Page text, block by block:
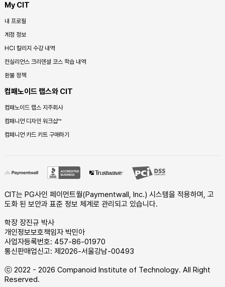
My CIT
내 프로필
계정 정보
HCI 칼리지 수강 내역
컨실리언스 크리덴셜 코스 학습 내역
환불 정책
컴패노이드 랩스와 CIT
컴패노이드 랩스 지주회사
컴패니언 디자인 워크샵™
컴패니언 카드 키트 구매하기
CIT는 PG사인 페이먼트월(Paymentwall, Inc.) 시스템을 적용하며, 고
도화 된 보안과 표준 정보 체계로 관리되고 있습니다.
학장 장진규 박사
개인정보보호책임자 박민아
사업자등록번호: 457-86-01970
통신판매업신고: 제2026-서울강남-00493
ⓒ 2022 - 2026 Companoid Institute of Technology. All Right
Reserved.